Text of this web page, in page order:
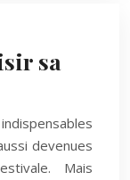
sa
devenues
Mais